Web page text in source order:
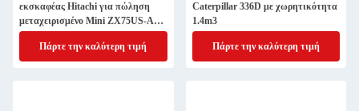
εκσκαφέας Hitachi για πώληση
μεταχειρισμένο Mini ZX75US-A
Jindongyu Μηχανήματα
Πάρτε την καλύτερη τιμή
Caterpillar 336D με χωρητικότητα
1.4m3
Πάρτε την καλύτερη τιμή